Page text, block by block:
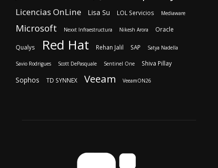
Licencias OnLine Lisa Su LOL Servicios Mediaware
Microsoft Nexxt Infraestructura Nikesh Arora Oracle
Qualys Red Hat Rehan Jalil SAP Satya Nadella
Savio Rodrigues Scott DePasquale Sentinel One Shiva Pillay
Sophos TD SYNNEX Veeam VeeamON26